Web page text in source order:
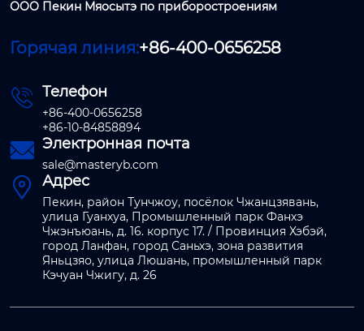
ООО Пекин Мяосытэ по приборостроениям
Горячая линия:+86-400-0656258
 Телефон
+86-400-0656258
+86-10-84858894
 Электронная почта
sale@masteryb.com
 Адрес
Пекин, район Тунчжоу, посёлок Чжанцзявань,
улица Гуанхуа, Промышленный парк Фанхэ
Чжэнъюань, д. 16. корпус 17. / Провинция Хэбэй,
город Ланфан, город Саньхэ, зона развития
Яньцзяо, улица Люшань, промышленный парк
Кэчуан Чжигу, д. 26